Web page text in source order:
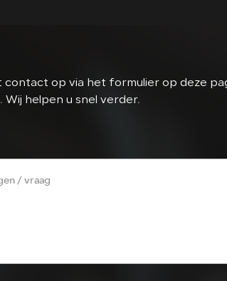
contact op via het formulier op deze
Wij helpen u snel verder.